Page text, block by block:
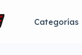
Categorías